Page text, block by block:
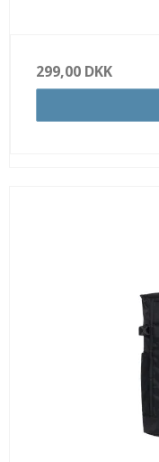
299,00 DKK